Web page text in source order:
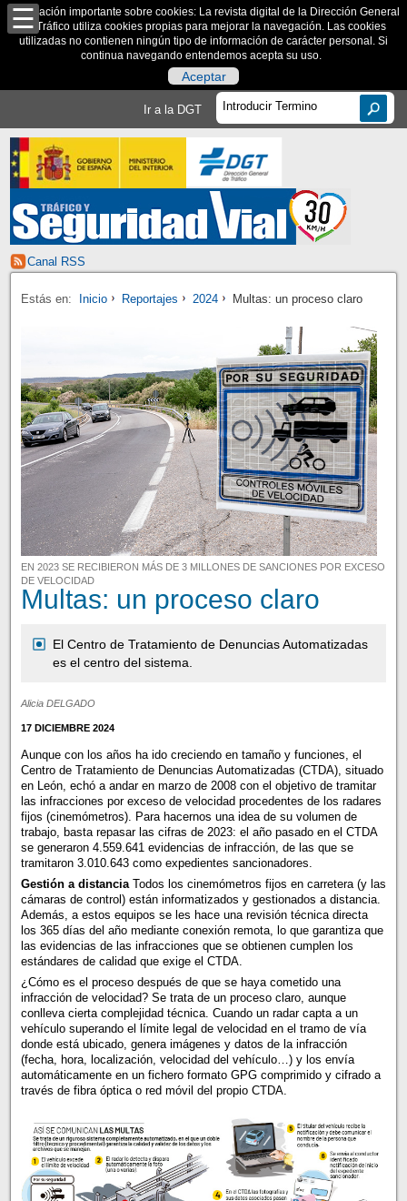
Información importante sobre cookies: La revista digital de la Dirección General
de Tráfico utiliza cookies propias para mejorar la navegación. Las cookies
utilizadas no contienen ningún tipo de información de carácter personal. Si
continua navegando entendemos acepta su uso.
Aceptar
Ir a la DGT
Canal RSS
Estás en: Inicio Reportajes 2024 Multas: un proceso claro
EN 2023 SE RECIBIERON MÁS DE 3 MILLONES DE SANCIONES POR EXCESO
DE VELOCIDAD
Multas: un proceso claro
El Centro de Tratamiento de Denuncias Automatizadas
es el centro del sistema.
Alicia DELGADO
17 DICIEMBRE 2024
Aunque con los años ha ido creciendo en tamaño y funciones, el
Centro de Tratamiento de Denuncias Automatizadas (CTDA), situado
en León, echó a andar en marzo de 2008 con el objetivo de tramitar
las infracciones por exceso de velocidad procedentes de los radares
fijos (cinemómetros). Para hacernos una idea de su volumen de
trabajo, basta repasar las cifras de 2023: el año pasado en el CTDA
se generaron 4.559.641 evidencias de infracción, de las que se
tramitaron 3.010.643 como expedientes sancionadores.
Gestión a distancia Todos los cinemómetros fijos en carretera (y las
cámaras de control) están informatizados y gestionados a distancia.
Además, a estos equipos se les hace una revisión técnica directa
los 365 días del año mediante conexión remota, lo que garantiza que
las evidencias de las infracciones que se obtienen cumplen los
estándares de calidad que exige el CTDA.
¿Cómo es el proceso después de que se haya cometido una
infracción de velocidad? Se trata de un proceso claro, aunque
conlleva cierta complejidad técnica. Cuando un radar capta a un
vehículo superando el límite legal de velocidad en el tramo de vía
donde está ubicado, genera imágenes y datos de la infracción
(fecha, hora, localización, velocidad del vehículo…) y los envía
automáticamente en un fichero formato GPG comprimido y cifrado a
través de fibra óptica o red móvil del propio CTDA.